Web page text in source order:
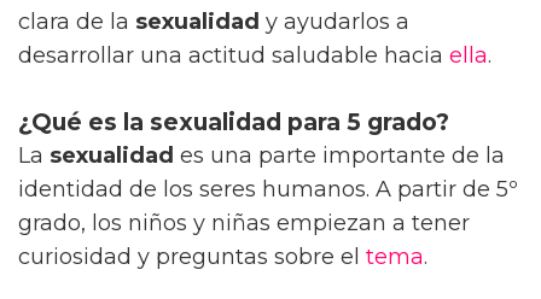
clara de la sexualidad y ayudarlos a
desarrollar una actitud saludable hacia ella.
¿Qué es la sexualidad para 5 grado?
La sexualidad es una parte importante de la
identidad de los seres humanos. A partir de 5º
grado, los niños y niñas empiezan a tener
curiosidad y preguntas sobre el tema.